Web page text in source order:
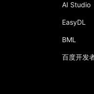
AI Studio
EasyDL
BML
百度开发